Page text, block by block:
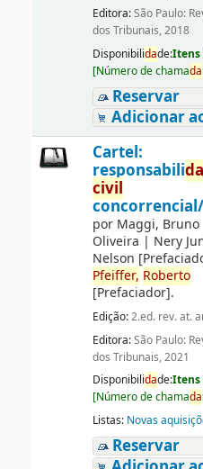
Editora:São Paulo:
dos Tribunais, 2018
Disponibilidade:Itens
[Número de chamada
Reservar
Adicionar
Cartel:
responsabilida
civil
concorrencial/
por Maggi, Bruno
Oliveira | Nery
Nelson
Pfeiffer, Roberto
[Prefaciador].
Edição:2.ed. rev. at.
Editora:São Paulo:
dos Tribunais, 2021
Disponibilidade:Itens
[Número de chamada
Listas: Novas
Reservar